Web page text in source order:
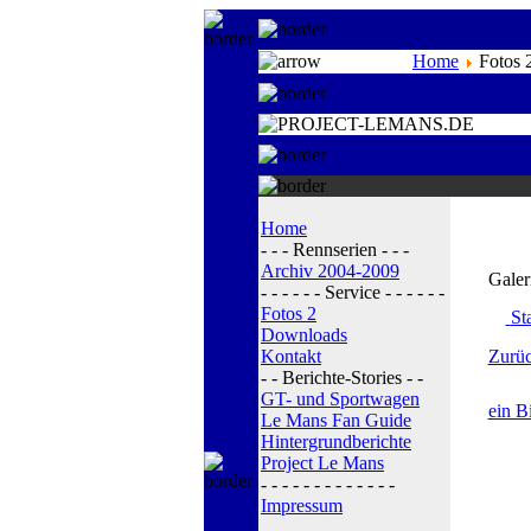
Home Fotos
Home
- - - Rennserien - - -
Archiv 2004-2009
- - - - - - Service - - - - - -
Fotos 2
Downloads
Kontakt
- - Berichte-Stories - -
GT- und Sportwagen
Le Mans Fan Guide
Hintergrundberichte
Project Le Mans
- - - - - - - - - - - - -
Impressum
ein